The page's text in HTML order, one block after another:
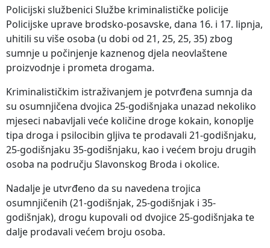
Policijski službenici Službe kriminalističke policije
Policijske uprave brodsko-posavske, dana 16. i 17. lipnja,
uhitili su više osoba (u dobi od 21, 25, 25, 35) zbog
sumnje u počinjenje kaznenog djela neovlaštene
proizvodnje i prometa drogama.
Kriminalističkim istraživanjem je potvrđena sumnja da
su osumnjičena dvojica 25-godišnjaka unazad nekoliko
mjeseci nabavljali veće količine droge kokain, konoplje
tipa droga i psilocibin gljiva te prodavali 21-godišnjaku,
25-godišnjaku 35-godišnjaku, kao i većem broju drugih
osoba na području Slavonskog Broda i okolice.
Nadalje je utvrđeno da su navedena trojica
osumnjičenih (21-godišnjak, 25-godišnjak i 35-
godišnjak), drogu kupovali od dvojice 25-godišnjaka te
dalje prodavali većem broju osoba.